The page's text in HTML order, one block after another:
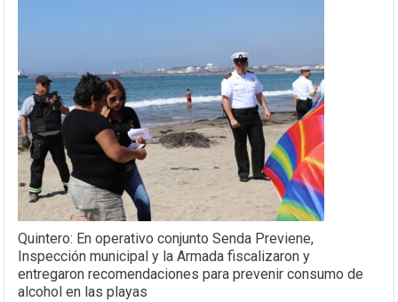
Quintero: En operativo conjunto Senda Previene,
Inspección municipal y la Armada fiscalizaron y
entregaron recomendaciones para prevenir consumo de
alcohol en las playas